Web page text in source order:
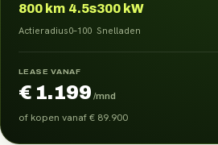
800 km
Actieradius
4.5s
0–100
300 kW
Snelladen
LEASE VANAF
€ 1.199 /mnd
of kopen vanaf€ 89.900